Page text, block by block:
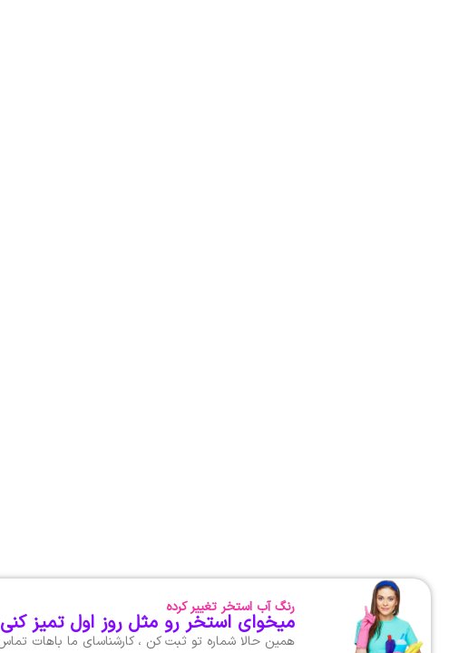
رنگ آب استخر تغییر کرده
میخوای استخر رو مثل روز اول تمیز
همین حالا شماره تو ثبت کن ، کارشناسای ما باهات